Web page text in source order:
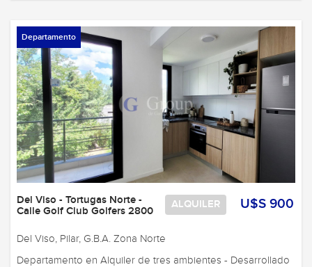
Departamento
U$S 900
ALQUILER
Del Viso - Tortugas Norte -
Calle Golf Club Golfers 2800
Del Viso, Pilar, G.B.A. Zona Norte
Departamento en Alquiler de tres ambientes - Desarrollado